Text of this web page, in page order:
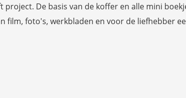
De basis van de koffer en alle mini
film, foto's, werkbladen en voor de liefhebber